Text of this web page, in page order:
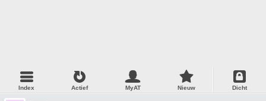
Index Actief MyAT Nieuw Dicht